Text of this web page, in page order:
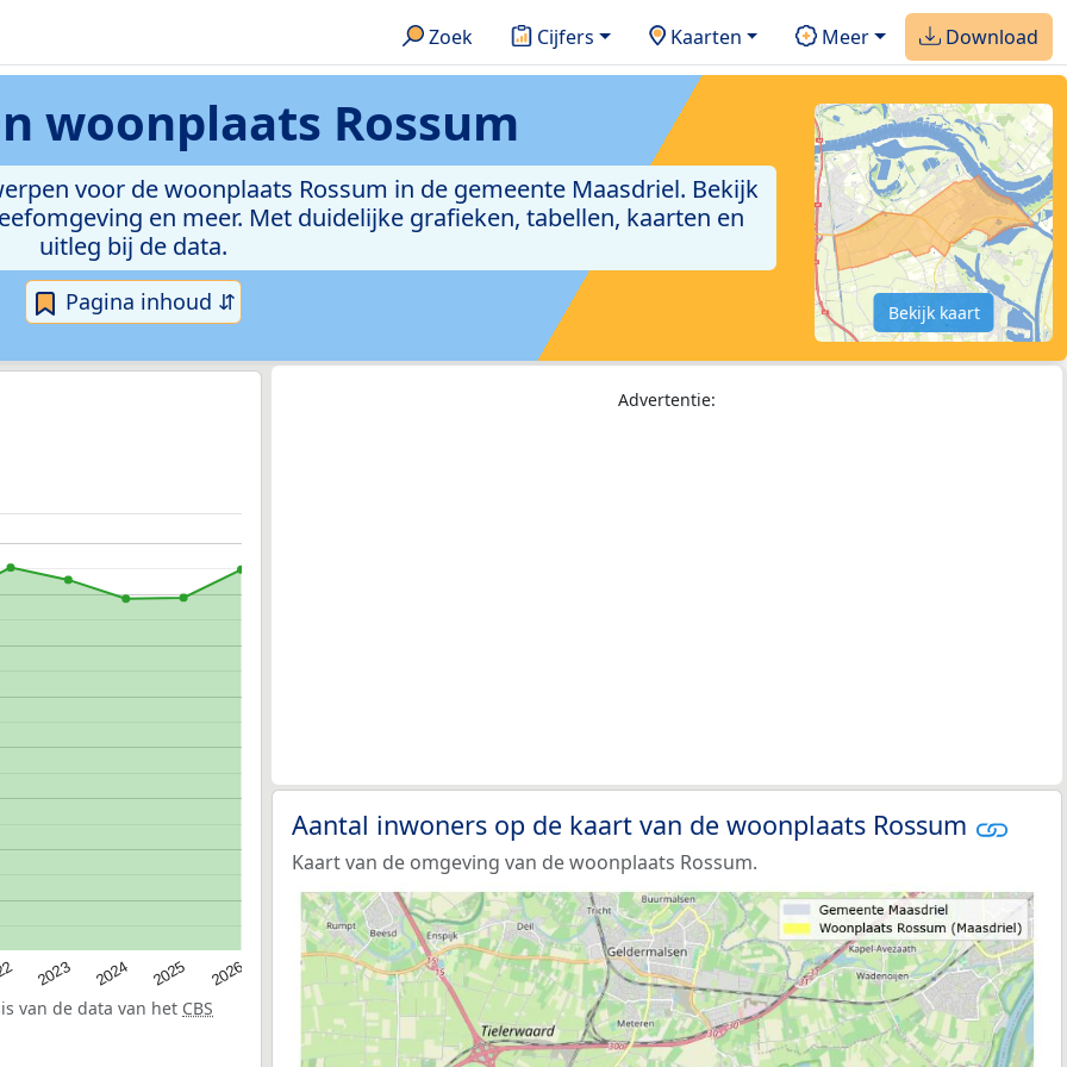
Zoek Cijfers Kaarten Meer Download
woonplaats Rossum
voor de woonplaats Rossum in de gemeente Maasdriel. Bekijk
en meer. Met duidelijke grafieken, tabellen, kaarten en
uitleg bij de data.
Pagina inhoud ⇵ Bekijk kaart
2023 2024 2025 2026
van de data van het CBS
Advertentie:
Aantal inwoners op de kaart van de woonplaats Rossum
Kaart van de omgeving van de woonplaats Rossum.